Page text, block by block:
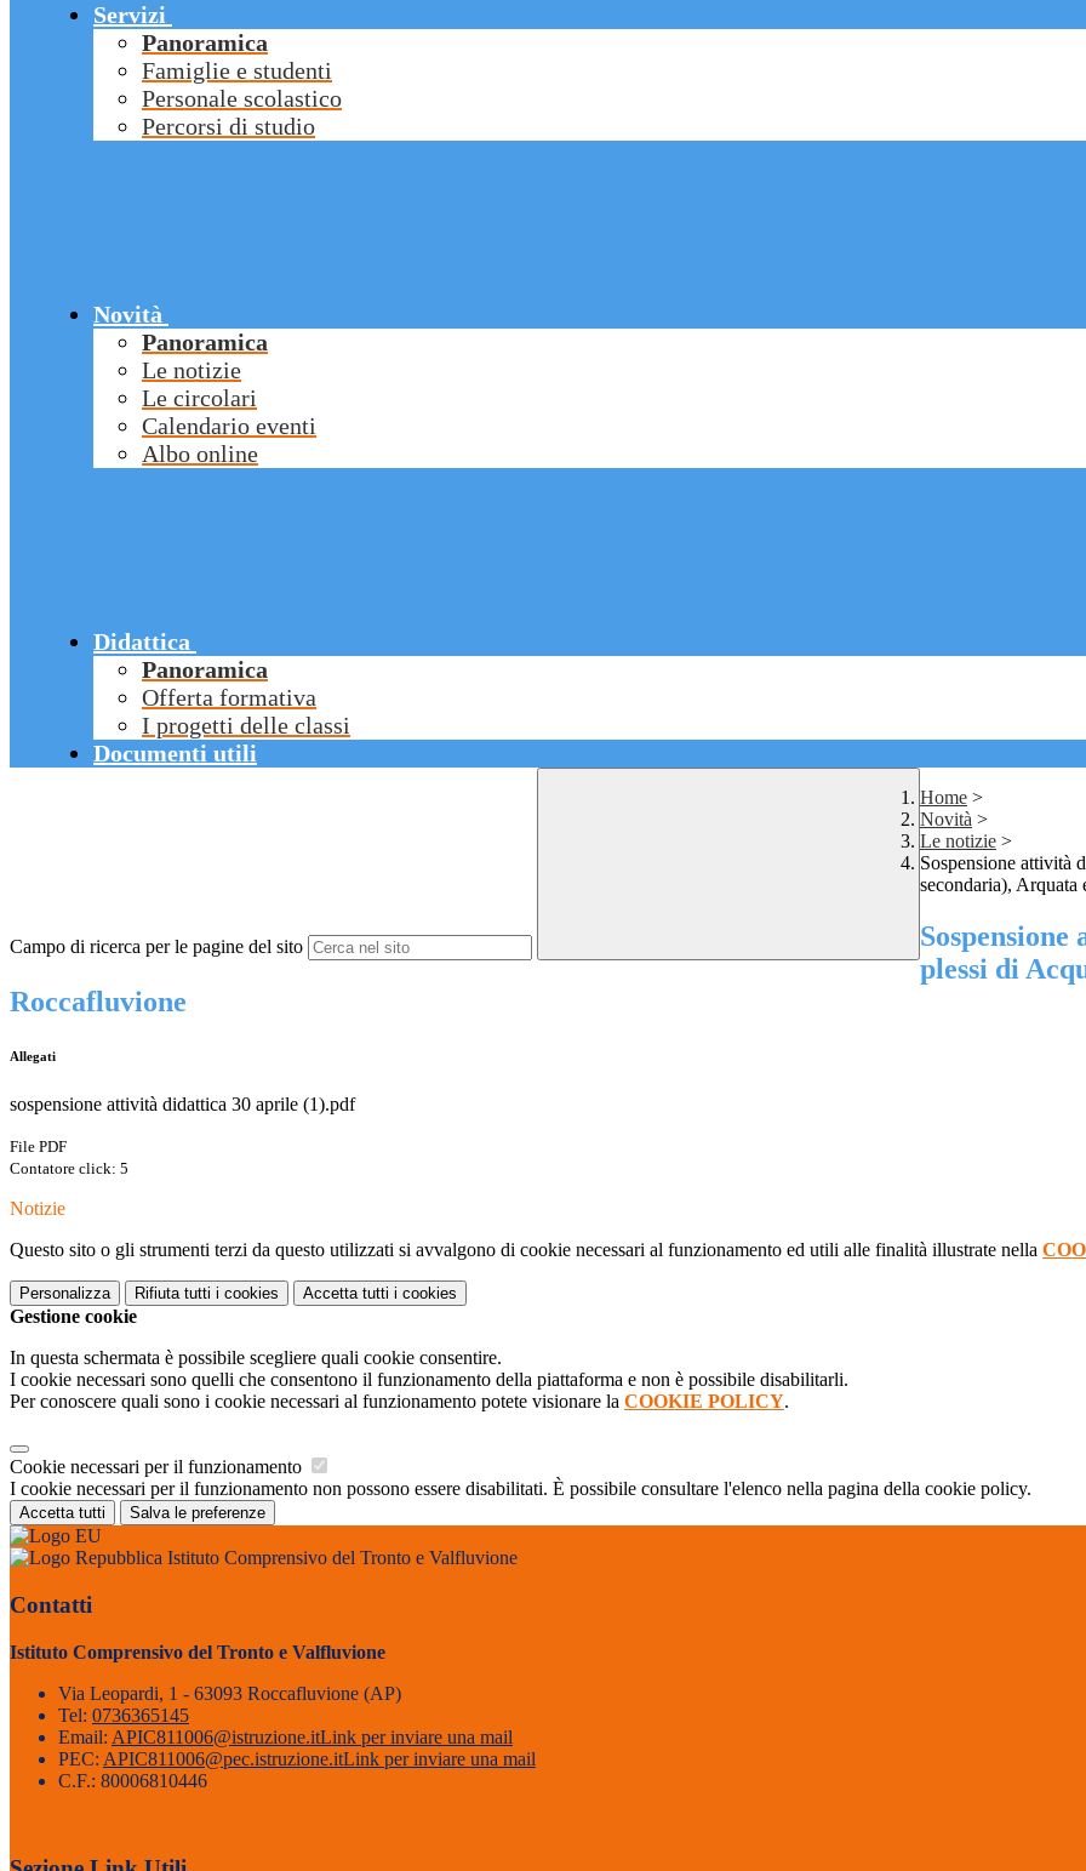
Servizi
Panoramica
Famiglie e studenti
Personale scolastico
Percorsi di studio
Novità
Panoramica
Le notizie
Le circolari
Calendario eventi
Albo online
Didattica
Panoramica
Offerta formativa
I progetti delle classi
Documenti utili
Campo di ricerca per le pagine del sito
Home >
Novità >
Le notizie >
Sospensione attività
secondaria), Arquata
plessi di
Roccafluvione
Allegati
sospensione attività didattica 30 aprile (1).pdf
File PDF
Contatore click: 5
Notizie
Questo sito o gli strumenti terzi da questo utilizzati si avvalgono di cookie necessari al funzionamento ed utili alle finalità illustrate nella
Personalizza Rifiuta tutti i cookies Accetta tutti i cookies
Gestione cookie
In questa schermata è possibile scegliere quali cookie consentire.
I cookie necessari sono quelli che consentono il funzionamento della piattaforma e non è possibile disabilitarli.
Per conoscere quali sono i cookie necessari al funzionamento potete visionare la COOKIE POLICY.
Cookie necessari per il funzionamento
I cookie necessari per il funzionamento non possono essere disabilitati. È possibile consultare l'elenco nella pagina della cookie policy.
Accetta tutti Salva le preferenze
Istituto Comprensivo del Tronto e Valfluvione
Contatti
Istituto Comprensivo del Tronto e Valfluvione
Via Leopardi, 1 - 63093 Roccafluvione (AP)
Tel: 0736365145
Email: APIC811006@istruzione.itLink per inviare una mail
PEC: APIC811006@pec.istruzione.itLink per inviare una mail
C.F.: 80006810446